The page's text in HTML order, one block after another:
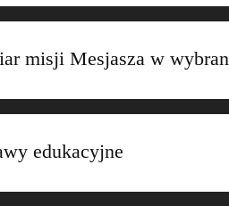
misji Mesjasza w
edukacyjne